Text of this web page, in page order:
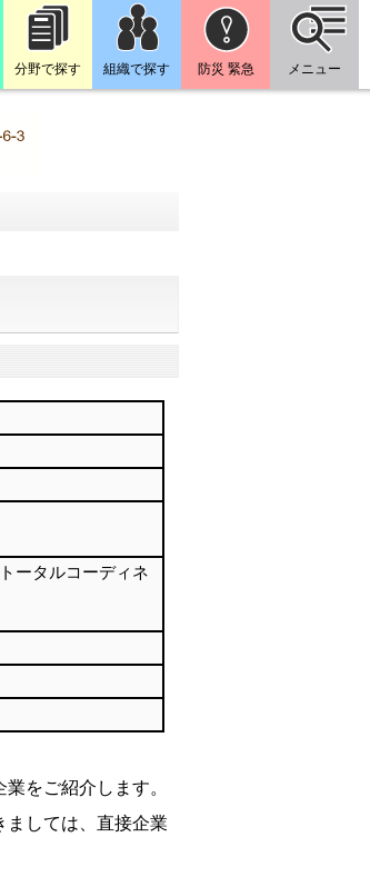
分野で探す 組織で探す 防災 緊急 メニュー
ータルコーディネ
をご紹介します。
しては、直接企業